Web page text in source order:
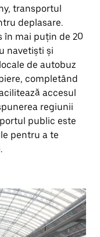
transportul
deplasare.
în mai puțin de 20
navetiști și
de autobuz
completând
accesul
regiunii
public este
pentru a te